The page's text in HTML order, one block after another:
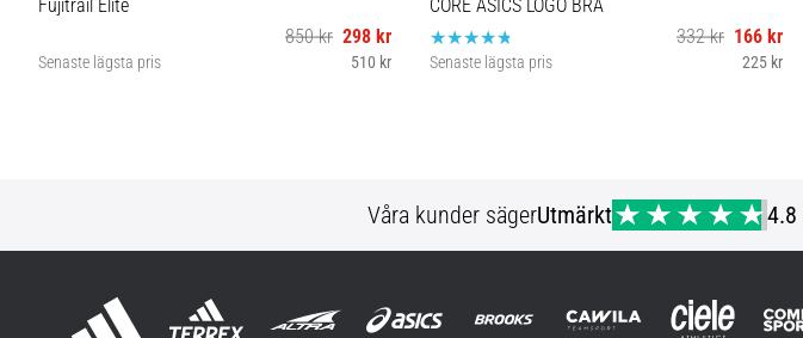
Fujitrail Elite
850 kr 298 kr
Senaste lägsta pris 510 kr
CORE ASICS LOGO BRA
332 kr 166 kr
Senaste lägsta pris 225 kr
Våra kunder sägerUtmärkt 4.8